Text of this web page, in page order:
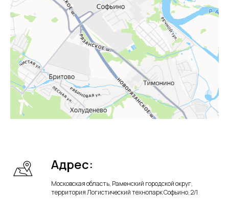
Адрес:
Московская область, Раменский городской округ,
территория Логистический технопарк Софьино, 2/1